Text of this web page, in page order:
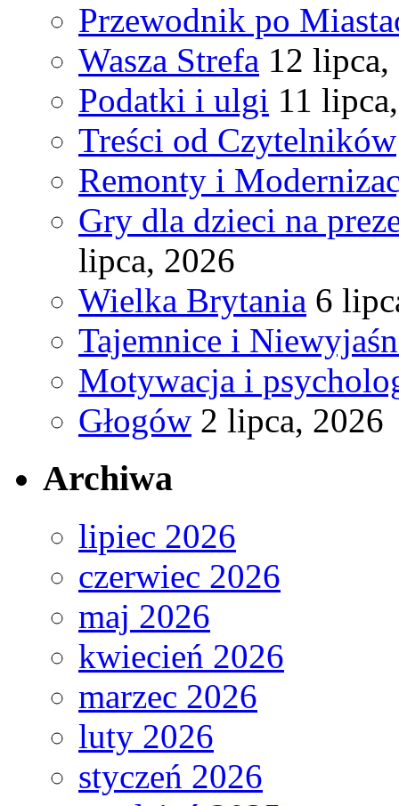
Przewodnik po
Wasza Strefa 12 lipca,
Podatki i ulgi 11
Treści od Czytelników
Remonty i
Gry dla dzieci na
lipca, 2026
Wielka Brytania 6
Tajemnice i
Motywacja i
Głogów 2 lipca, 2026
Archiwa
lipiec 2026
czerwiec 2026
maj 2026
kwiecień 2026
marzec 2026
luty 2026
styczeń 2026